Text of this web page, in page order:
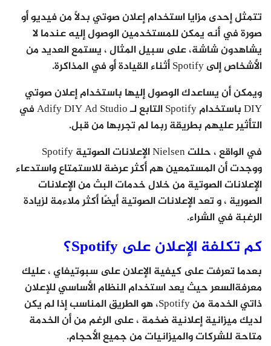
تتمثل إحدى مزايا استخدام إعلان صوتي بدلاً من فيديو أو
صورة في أنه يمكن للمستخدمين الوصول إليه عندما لا
يشاهدون شاشة، على سبيل المثال ، يستمع العديد من
الأشخاص إلى Spotify أثناء القيادة أو في المذاكرة.
ويمكن أن يساعدك الوصول إليها باستخدام إعلان صوتي
DIY باستخدام Spotify التابع لـ Adify DIY Ad Studio في
التأثير عليهم بطريقة ربما لم تجربها من قبل.
في الواقع ، حللت Nielsen الإعلانات الصوتية Spotify
ووجدت أن المستمعين هم أكثر عرضة للاستمتاع واستدعاء
الإعلانات الصوتية من خلال خدمات البث من الإعلانات
الصورية ، و تعد الإعلانات الصوتية أيضًا أكثر ملاءمة لزيادة
الرغبة في الشراء.
كم تكلفة الإعلان على Spotify؟
بعدما تعرفت على كيفية الإعلان على سبوتيفاي ، عليك
معرفةالسعر حيث يعد استخدام النظام الأساسي للإعلان
ذاتي الخدمة من Spotify، هو الطريق المناسب إذا لم يكن
لديك ميزانية إعلانية ضخمة ، على الرغم من أن الخدمة
متاحة للشركات والميزانيات من جميع الأحجام.